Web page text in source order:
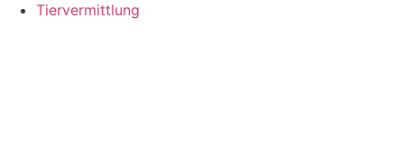
Tiervermittlung